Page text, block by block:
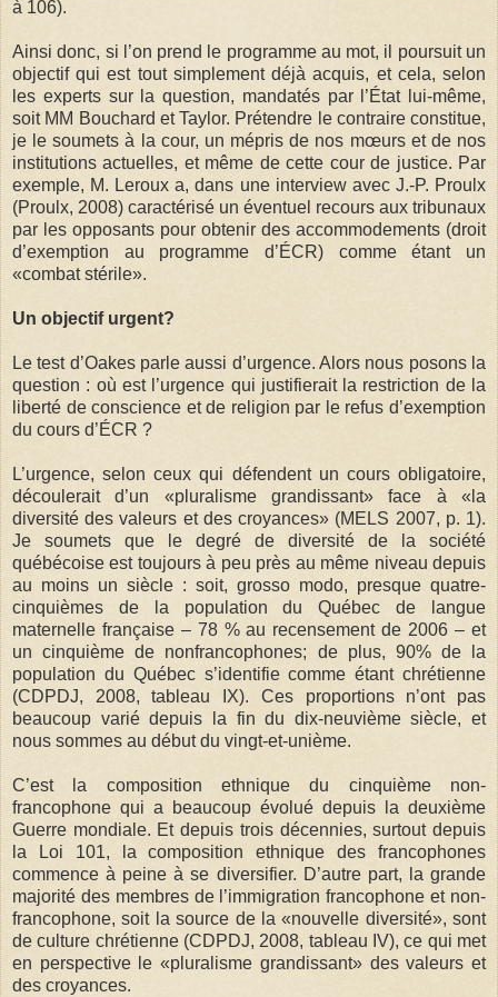
à 106).
Ainsi donc, si l’on prend le programme au mot, il poursuit un
objectif qui est tout simplement déjà acquis, et cela, selon
les experts sur la question, mandatés par l’État lui-même,
soit MM Bouchard et Taylor. Prétendre le contraire constitue,
je le soumets à la cour, un mépris de nos mœurs et de nos
institutions actuelles, et même de cette cour de justice. Par
exemple, M. Leroux a, dans une interview avec J.-P. Proulx
(Proulx, 2008) caractérisé un éventuel recours aux tribunaux
par les opposants pour obtenir des accommodements (droit
d’exemption au programme d’ÉCR) comme étant un
«combat stérile».
Un objectif urgent?
Le test d’Oakes parle aussi d’urgence. Alors nous posons la
question : où est l’urgence qui justifierait la restriction de la
liberté de conscience et de religion par le refus d’exemption
du cours d’ÉCR ?
L’urgence, selon ceux qui défendent un cours obligatoire,
découlerait d’un «pluralisme grandissant» face à «la
diversité des valeurs et des croyances» (MELS 2007, p. 1).
Je soumets que le degré de diversité de la société
québécoise est toujours à peu près au même niveau depuis
au moins un siècle : soit, grosso modo, presque quatre-
cinquièmes de la population du Québec de langue
maternelle française – 78 % au recensement de 2006 – et
un cinquième de nonfrancophones; de plus, 90% de la
population du Québec s’identifie comme étant chrétienne
(CDPDJ, 2008, tableau IX). Ces proportions n’ont pas
beaucoup varié depuis la fin du dix-neuvième siècle, et
nous sommes au début du vingt-et-unième.
C’est la composition ethnique du cinquième non-
francophone qui a beaucoup évolué depuis la deuxième
Guerre mondiale. Et depuis trois décennies, surtout depuis
la Loi 101, la composition ethnique des francophones
commence à peine à se diversifier. D’autre part, la grande
majorité des membres de l’immigration francophone et non-
francophone, soit la source de la «nouvelle diversité», sont
de culture chrétienne (CDPDJ, 2008, tableau IV), ce qui met
en perspective le «pluralisme grandissant» des valeurs et
des croyances.